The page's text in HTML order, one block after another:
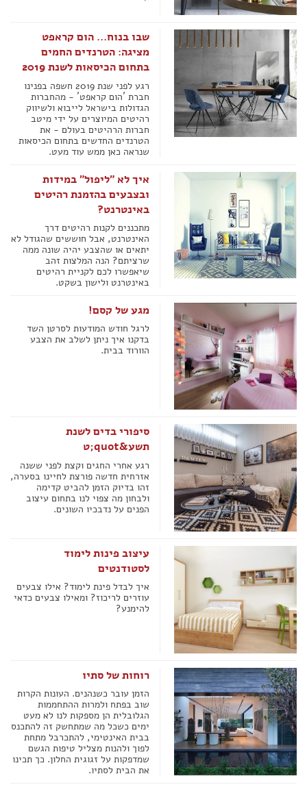
שבו בנוח... הום קראפט
מציגה: הטרנדים החמים
בתחום הכיסאות לשנת 2019
רגע לפני שנת 2019 חשפה בפנינו
חברת ´הום קראפט´ - מהחברות
הגדולות בישראל לייבוא ולשיווק
רהיטים המיוצרים על ידי מיטב
חברות הרהיטים בעולם - את
הטרנדים החדשים בתחום הכיסאות
שנראה כאן ממש עוד מעט.
איך לא "ליפול" במידות
ובצבעים בהזמנת רהיטים
באינטרנט?
מתכננים לקנות רהיטים דרך
האינטרנט, אבל חוששים שהגודל לא
יתאים או שהצבע יהיה שונה ממה
שרציתם? הנה המלצות זהב
שיאפשרו לכם לקניית רהיטים
באינטרנט ולישון בשקט.
מגע של קסם!
לרגל חודש המודעות לסרטן השד
בדקנו איך ניתן לשלב את הצבע
הוורוד בבית.
סיפורי בדים לשנת
תשע&quot;ט
רגע אחרי החגים וקצת לפני ששנה
אזרחית חדשה פורצת לחיינו בסערה,
זהו בדיוק הזמן להביט קדימה
ולבחון מה צפוי לנו בתחום עיצוב
הפנים על נדבכיו השונים.
עיצוב פינות לימוד
לסטודנטים
איך לבדל פינת לימוד? אילו צבעים
עוזרים לריכוז? ומאילו צבעים כדאי
להימנע?
רוחות של סתיו
הזמן עובר כשנהנים. העונות הקרות
שוב בפתח ולמרות ההתחממות
הגלובלית הן מספקות לנו לא מעט
ימים כשכל מה שמתחשק זה להתכנס
בבית האינטימי, להתכרבל מתחת
לפוך ולהנות מצליל טיפות הגשם
שמדפקות על זגוגית החלון. כך תכינו
את הבית לסתיו.